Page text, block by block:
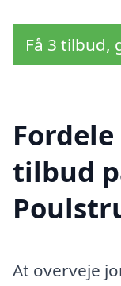
Få 3 tilbud,
tilbud
At overveje